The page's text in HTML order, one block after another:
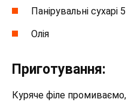
Панірувальні сухарі 5
Олія
Приготування:
Куряче філе